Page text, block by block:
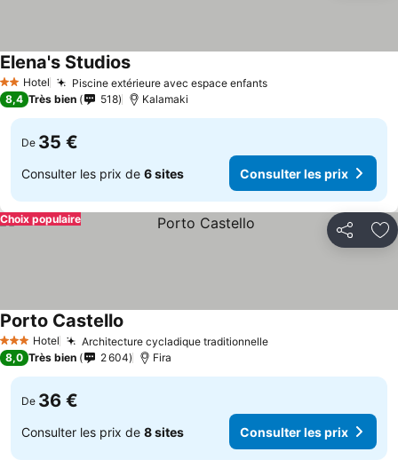
2 Étoiles
Hotel Piscine extérieure avec espace enfants
Elena's Studios
8,4 Très bien 518 Kalamaki
De 35 €
Consulter les prix de 6 sites Consulter les prix
Partager
Choix populaire
3 ÉtoilesHotel Architecture cycladique traditionnelle
Porto Castello
8,0 Très bien 2 604 Fira
De 36 €
Consulter les prix de 8 sites Consulter les prix